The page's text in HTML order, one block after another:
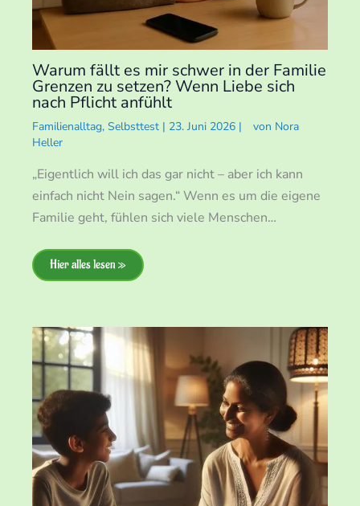
Warum fällt es mir schwer in der Familie
Grenzen zu setzen? Wenn Liebe sich
nach Pflicht anfühlt
Familienalltag, Selbsttest | 23. Juni 2026 | von Nora
Heller
„Eigentlich will ich das gar nicht – aber ich kann
einfach nicht Nein sagen.“ Wenn es um die eigene
Familie geht, fühlen sich viele Menschen…
Hier alles lesen »